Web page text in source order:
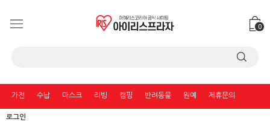
0
가전 수납 마스크 리빙 캠핑 반려동물 원예 제휴문의
로그인